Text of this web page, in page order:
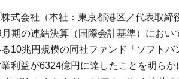
式会社（本社：東京都港区／代表取
期の連結決算（国際会計基準）にお
10兆円規模の同社ファンド「ソフトバ
業利益が6324億円に達したことを明ら